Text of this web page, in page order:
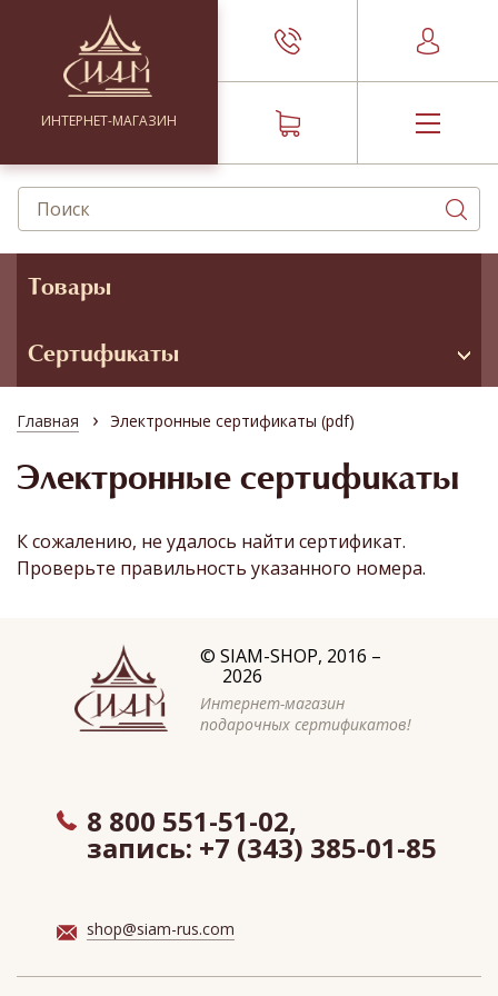
ИНТЕРНЕТ-МАГАЗИН
Товары
Сертификаты
Главная › Электронные сертификаты (pdf)
Электронные сертификаты
К сожалению, не удалось найти сертификат.
Проверьте правильность указанного номера.
© SIAM-SHOP, 2016 –
2026
Интернет-магазин
подарочных сертификатов!
8 800 551-51-02,
запись: +7 (343) 385-01-85
shop@siam-rus.com